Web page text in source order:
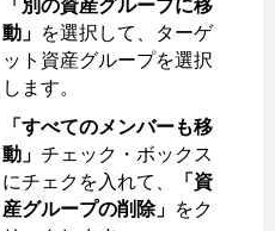
動」 を選択して、ターゲ
ット資産グループを選択
します。
「すべてのメンバーも移
動」 チェック・ボックス
にチェクを入れて、
「資
産グループの削除」 をク